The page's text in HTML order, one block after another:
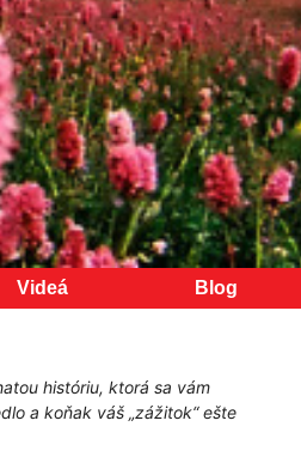
Videá Blog
históriu, ktorá sa vám
a koňak váš „zážitok“ ešte